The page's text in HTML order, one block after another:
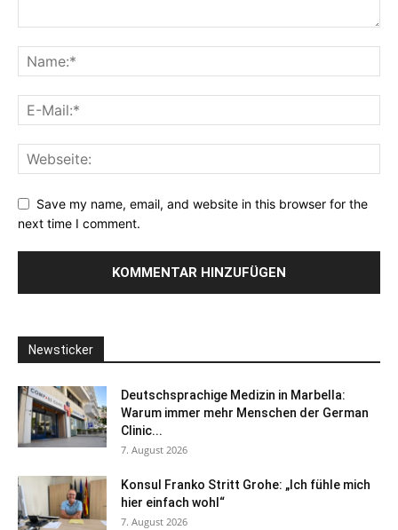
Save my name, email, and website in this browser for the
next time I comment.
Newsticker
Deutschsprachige Medizin in Marbella:
Warum immer mehr Menschen der German
Clinic...
7. August 2026
Konsul Franko Stritt Grohe: „Ich fühle mich
hier einfach wohl“
7. August 2026